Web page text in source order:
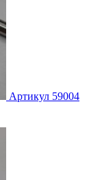
Артикул 59004